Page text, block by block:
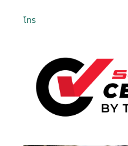
โทร